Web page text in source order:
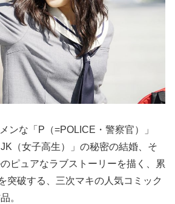
ンな「P（=POLICE・警察官）」
（女子高生）」の秘密の結婚、そ
ピュアなラブストーリーを描く、累
突破する、三次マキの人気コミック
。